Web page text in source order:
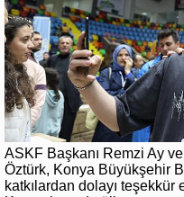
ASKF Başkanı Remzi Ay
Öztürk, Konya Büyükşehir
katkılardan dolayı